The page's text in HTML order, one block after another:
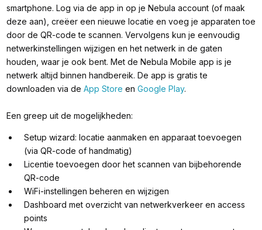
smartphone. Log via de app in op je Nebula account (of maak
deze aan), creëer een nieuwe locatie en voeg je apparaten toe
door de QR-code te scannen. Vervolgens kun je eenvoudig
netwerkinstellingen wijzigen en het netwerk in de gaten
houden, waar je ook bent. Met de Nebula Mobile app is je
netwerk altijd binnen handbereik. De app is gratis te
downloaden via de App Store en Google Play.
Een greep uit de mogelijkheden:
Setup wizard: locatie aanmaken en apparaat toevoegen
(via QR-code of handmatig)
Licentie toevoegen door het scannen van bijbehorende
QR-code
WiFi-instellingen beheren en wijzigen
Dashboard met overzicht van netwerkverkeer en access
points